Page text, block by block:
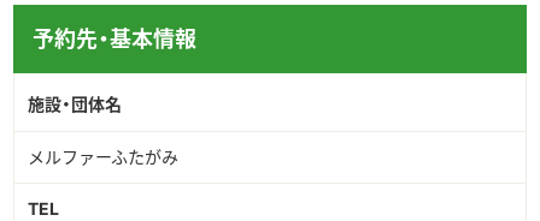
予約先・基本情報
施設・団体名
メルファーふたがみ
TEL